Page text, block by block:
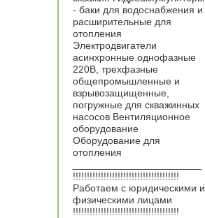
- баки для водоснабжения и
расширительные для
отопления
Электродвигатели
асинхронные однофазные
220В, трехфазные
общепромышленные и
взрывозащищенные,
погружные для скважинных
насосов Вентиляционное
оборудование
Оборудование для
отопления
!!!!!!!!!!!!!!!!!!!!!!!!!!!!!!!!!!!!!!
Работаем с юридическими и
физическими лицами
!!!!!!!!!!!!!!!!!!!!!!!!!!!!!!!!!!!!!!